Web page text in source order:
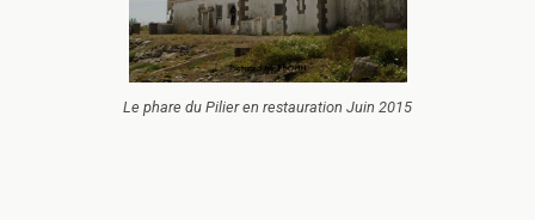
Le phare du Pilier en restauration Juin 2015